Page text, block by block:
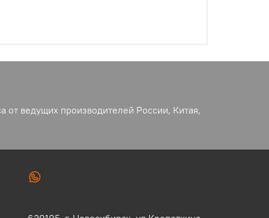
от ведущих производителей России, Китая,